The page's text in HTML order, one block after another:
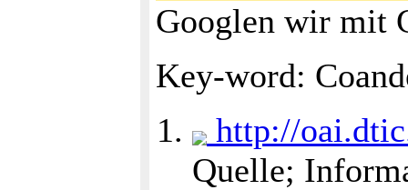
Googlen wir mit
Key-word:
http://
Quelle;